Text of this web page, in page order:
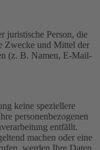
juristische Person, die
Zwecke und Mittel der
(z. B. Namen, E-Mail-
keine speziellere
personenbezogenen
entfällt.
machen oder eine
werden Ihre Daten